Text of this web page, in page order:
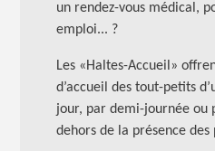
un rendez-vous médical,
emploi... ?
Les «Haltes-Accueil»
d’accueil des tout-petits
jour, par demi-journée ou
dehors de la présence des